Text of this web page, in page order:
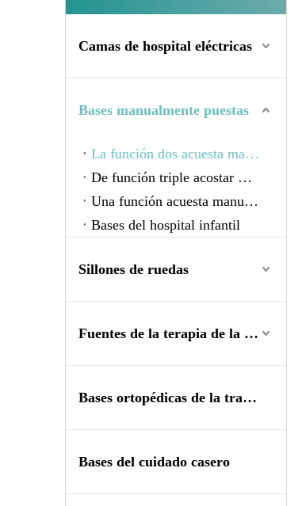
Camas de hospital eléctricas
Bases manualmente puestas
La función dos acuesta manualmente
De función triple acostar manualmente
Una función acuesta manualmente
Bases del hospital infantil
Sillones de ruedas
Fuentes de la terapia de la rehabilitación
Bases ortopédicas de la tracción
Bases del cuidado casero